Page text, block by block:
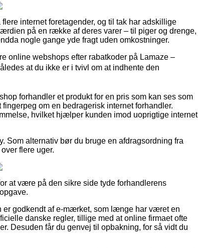
internet foretagender, og til tak har adskillige
på en række af deres varer – til piger og drenge,
nogle gange yde fragt uden omkostninger.
online webshops efter rabatkoder på Lamaze –
at du ikke er i tvivl om at indhente den
forhandler et produkt for en pris som kan ses som
om en bedragerisk internet forhandler.
hvilket hjælper kunden imod uoprigtige internet
Som alternativ bør du bruge en afdragsordning fra
flere uger.
at være på den sikre side tyde forhandlerens
er godkendt af e-mærket, som længe har været en
danske regler, tillige med at online firmaet ofte
Desuden får du genvej til opbakning, for så vidt du